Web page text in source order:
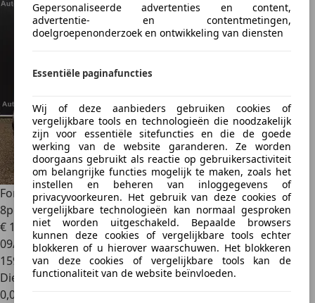
Gepersonaliseerde advertenties en content,
advertentie- en contentmetingen,
doelgroepenonderzoek en ontwikkeling van diensten
Essentiële paginafuncties
Wij of deze aanbieders gebruiken cookies of
vergelijkbare tools en technologieën die noodzakelijk
zijn voor essentiële sitefuncties en die de goede
werking van de website garanderen. Ze worden
doorgaans gebruikt als reactie op gebruikersactiviteit
om belangrijke functies mogelijk te maken, zoals het
instellen en beheren van inloggegevens of
privacyvoorkeuren. Het gebruik van deze cookies of
vergelijkbare technologieën kan normaal gesproken
niet worden uitgeschakeld. Bepaalde browsers
kunnen deze cookies of vergelijkbare tools echter
blokkeren of u hierover waarschuwen. Het blokkeren
van deze cookies of vergelijkbare tools kan de
functionaliteit van de website beïnvloeden.
Ford Tourneo Custom2.2D 155PK Tourneo - 159DKM -
8pers - Leder - Navi
€ 17.950
09/2014
159.855 km
Diesel
0,0 l/100 km (gem.)